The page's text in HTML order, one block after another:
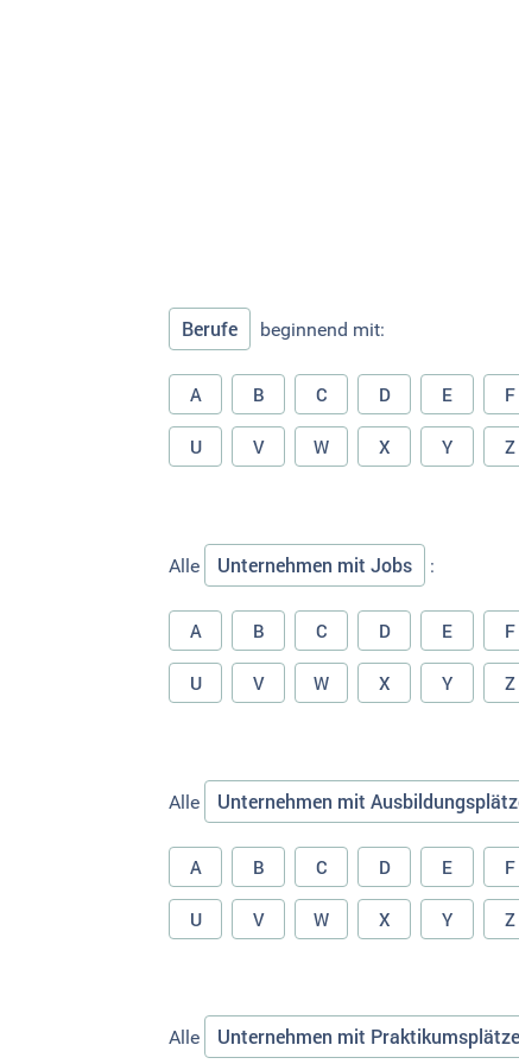
Berufe beginnend mit:
A B C D E F
U V W X Y Z
Alle Unternehmen mit Jobs :
A B C D E F
U V W X Y Z
Alle Unternehmen mit
A B C D E F
U V W X Y Z
Alle Unternehmen mit